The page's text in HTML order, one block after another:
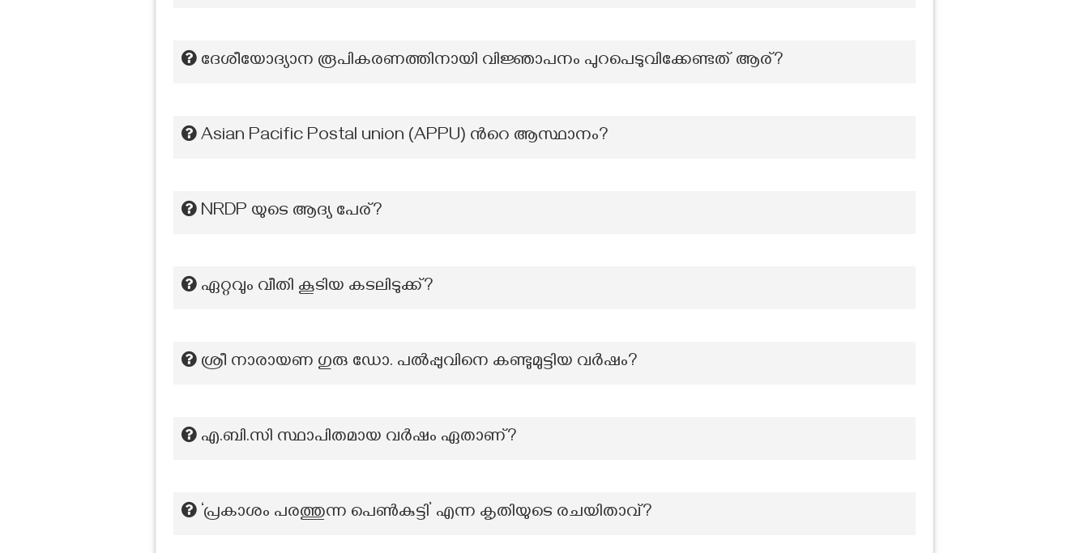
ദേശീയോദ്യാന രൂപികരണത്തിനായി വിജ്ഞാപനം പുറപെടുവിക്കേണ്ടത് ആര്?
Asian Pacific Postal union (APPU) ന്‍റെ ആസ്ഥാനം?
NRDP യുടെ ആദ്യ പേര്?
ഏറ്റവും വീതി കൂടിയ കടലിടുക്ക്?
ശ്രീ നാരായണ ഗുരു ഡോ. പൽപ്പുവിനെ കണ്ടുമുട്ടിയ വർഷം?
എ.ബി.സി സ്ഥാപിതമായ വർഷം ഏതാണ്?
‘പ്രകാശം പരത്തുന്ന പെൺകുട്ടി’ എന്ന കൃതിയുടെ രചയിതാവ്?